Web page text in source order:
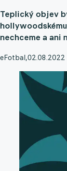
Teplický objev
nechceme a ani
eFotbal,02.08.2022